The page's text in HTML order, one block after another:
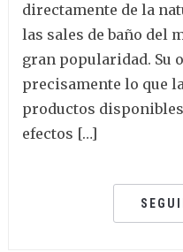
directamente de la
las sales de baño del
gran popularidad. Su
precisamente lo que
productos
efectos […]